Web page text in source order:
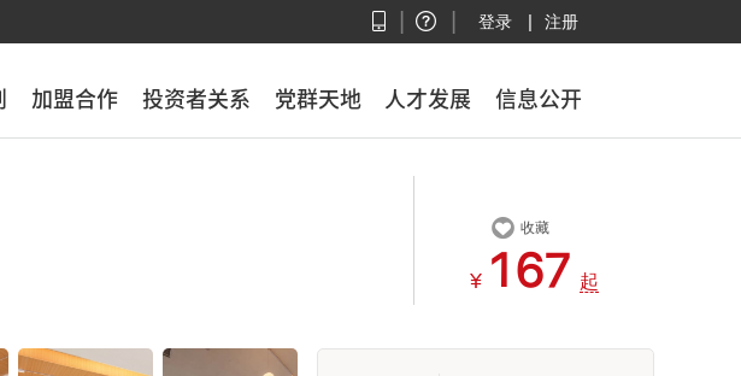
登录 | 注册
加盟合作 投资者关系 党群天地 人才发展 信息公开
加盟合作 投资者关系 党群天地 人才发展 信息公开
 收藏
¥    起